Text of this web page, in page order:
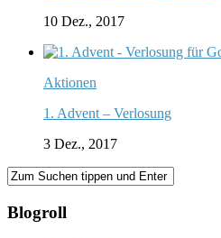
10 Dez., 2017
Aktionen
1. Advent – Verlosung
3 Dez., 2017
Blogroll